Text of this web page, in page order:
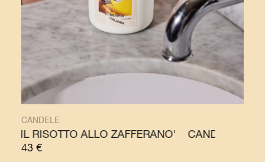
CANDELE
ALLO ZAFFERANO'
CANDELA 'IL RISOTTO
43 €